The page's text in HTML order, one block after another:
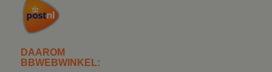
DAAROM
BBWEBWINKEL: